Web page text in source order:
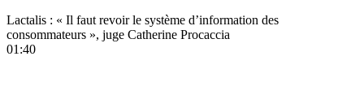
Lactalis : « Il faut revoir le système d’information des
consommateurs », juge Catherine Procaccia
01:40